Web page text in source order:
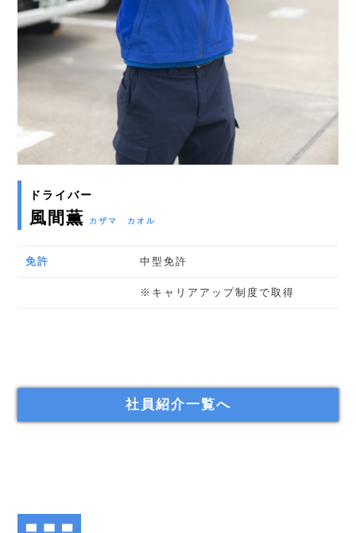
ドライバー
風間薫 カザマ カオル
免許 中型免許
※キャリアアップ制度で取得
社員紹介一覧へ